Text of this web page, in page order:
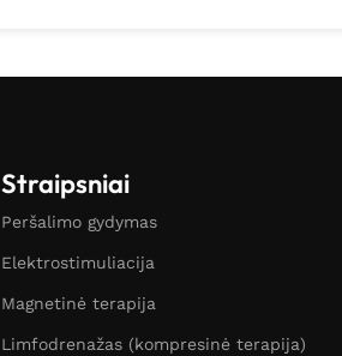
Straipsniai
Peršalimo gydymas
Elektrostimuliacija
Magnetinė terapija
Limfodrenažas (kompresinė terapija)